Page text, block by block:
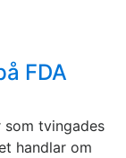
FDA
som tvingades
handlar om